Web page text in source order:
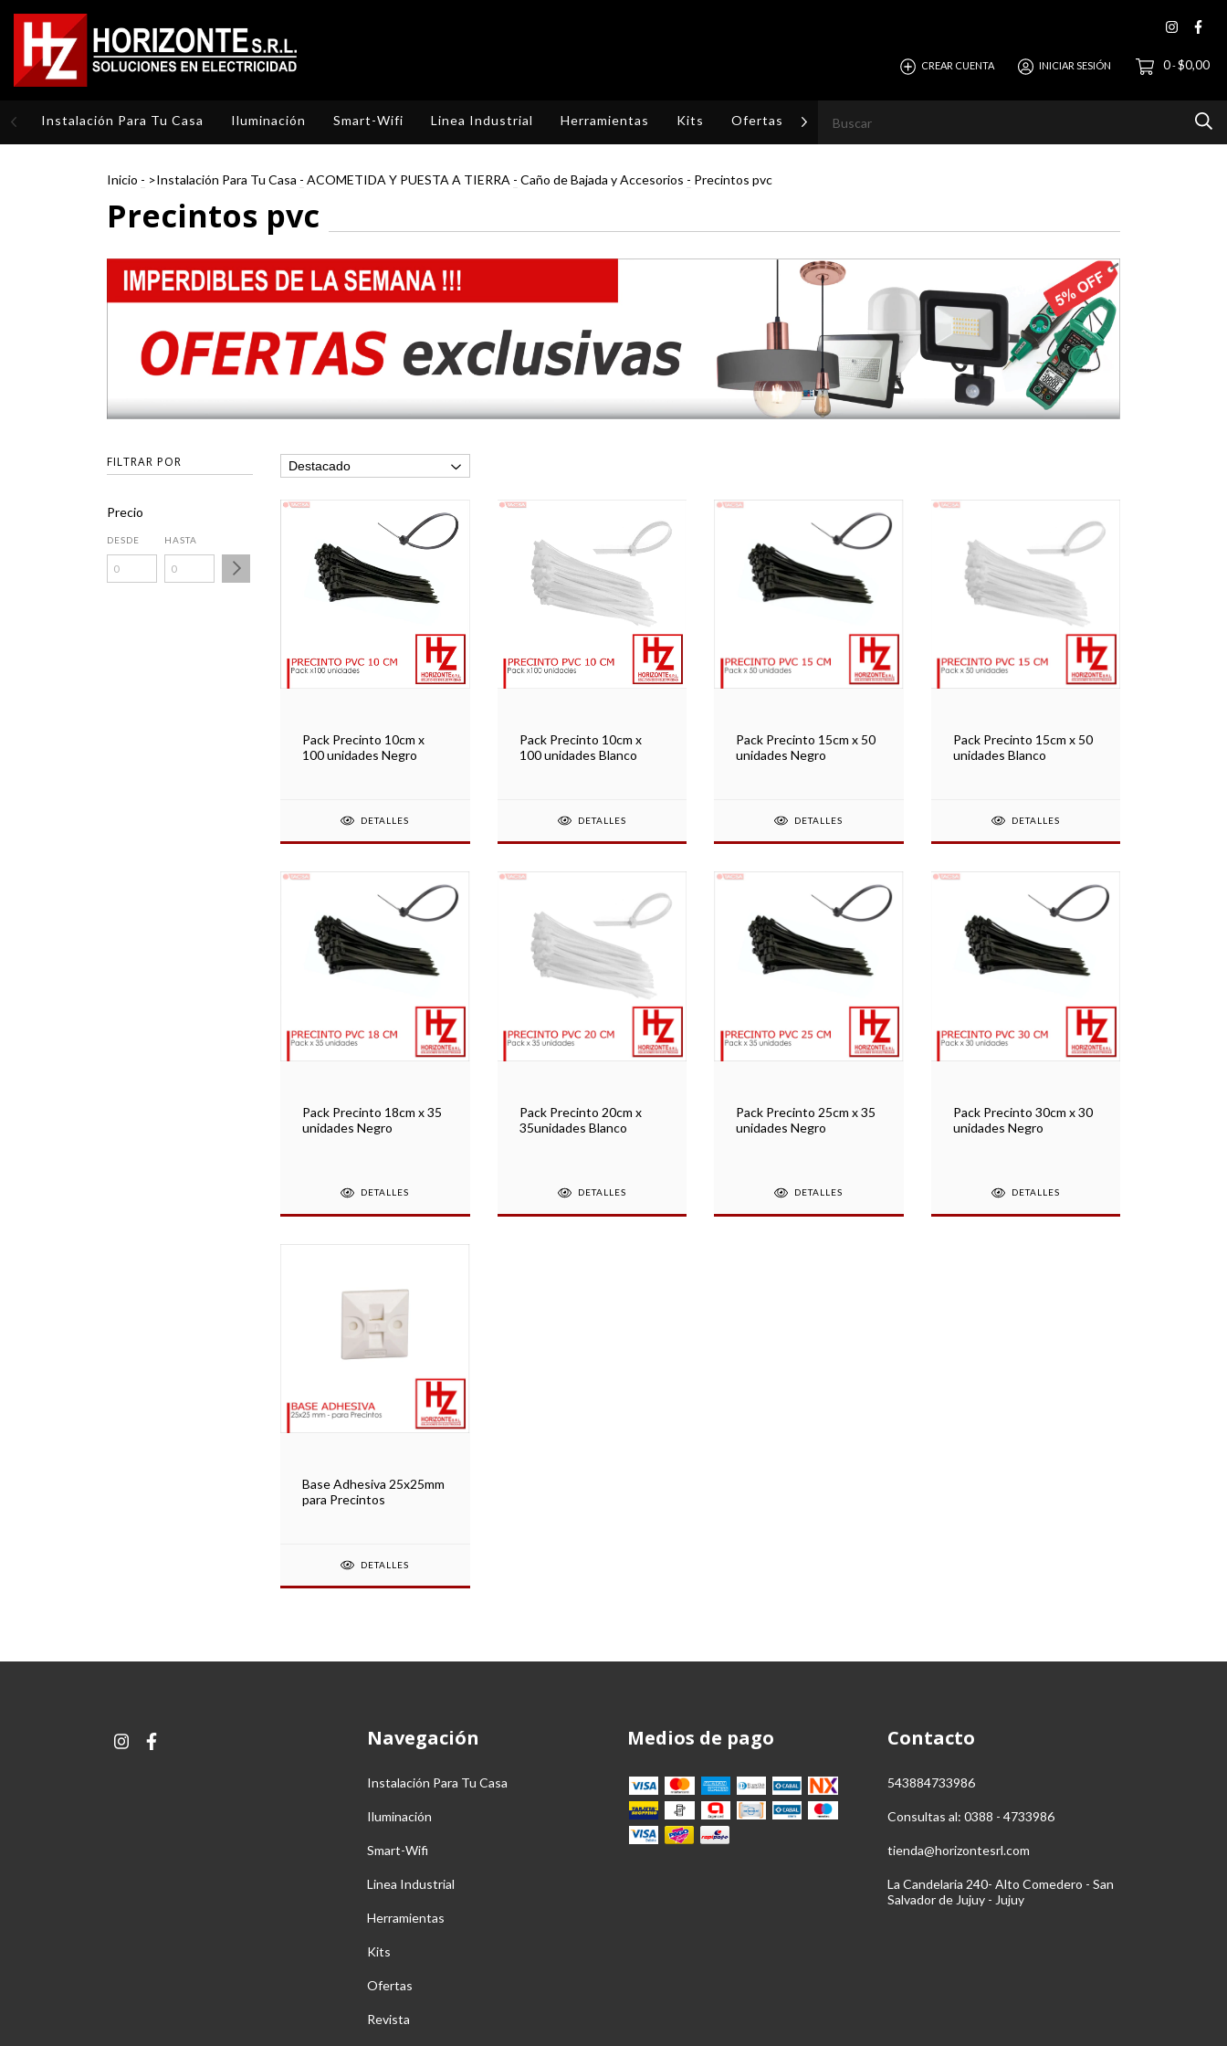
CREAR CUENTA INICIAR SESIÓN 0-$0,00
Instalación Para Tu Casa Iluminación Smart-Wifi Linea Industrial Herramientas Kits Ofertas Revista
Inicio - >Instalación Para Tu Casa - ACOMETIDA Y PUESTA A TIERRA - Caño de Bajada y Accesorios - Precintos pvc
Precintos pvc
FILTRAR POR
Precio
DESDE HASTA
Pack Precinto 10cm x
100 unidades Negro
DETALLES
Pack Precinto 10cm x
100 unidades Blanco
DETALLES
Pack Precinto 15cm x 50
unidades Negro
DETALLES
Pack Precinto 15cm x 50
unidades Blanco
DETALLES
Pack Precinto 18cm x 35
unidades Negro
DETALLES
Pack Precinto 20cm x
35unidades Blanco
DETALLES
Pack Precinto 25cm x 35
unidades Negro
DETALLES
Pack Precinto 30cm x 30
unidades Negro
DETALLES
Base Adhesiva 25x25mm
para Precintos
DETALLES
Navegación
Instalación Para Tu Casa
Iluminación
Smart-Wifi
Linea Industrial
Herramientas
Kits
Ofertas
Revista
Medios de pago Contacto
543884733986
Consultas al: 0388 - 4733986
tienda@horizontesrl.com
La Candelaria 240- Alto Comedero - San
Salvador de Jujuy - Jujuy